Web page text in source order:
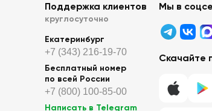
Поддержка клиентов
круглосуточно
Екатеринбург
+7 (343) 216-19-70
Бесплатный номер
по всей России
+7 (800) 100-85-00
Написать в Telegram
Мы в
Скачайте